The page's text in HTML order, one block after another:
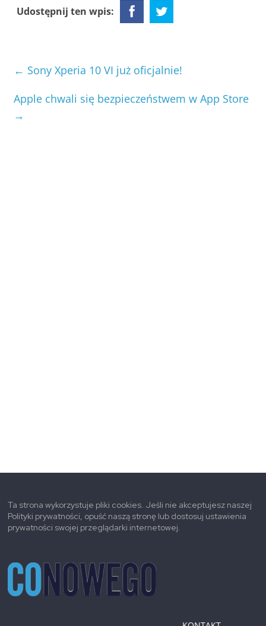
Udostępnij ten wpis:
← Sony Xperia 10 VI już oficjalnie!
Apple chwali się bezpieczeństwem w App Store
→
Ta strona wykorzystuje pliki cookies. Jeśli nie akceptujesz naszej
Polityki prywatności, opuść naszą stronę lub dostosuj ustawienia
prywatności swojej przeglądarki internetowej.